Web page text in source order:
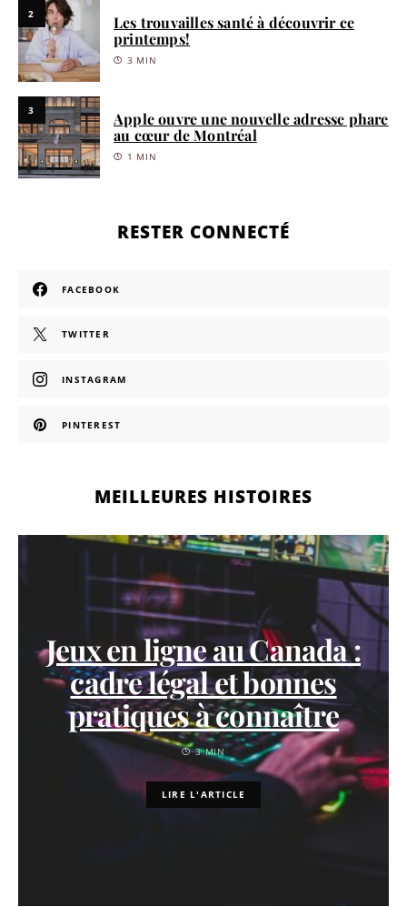
2
Les trouvailles santé à découvrir ce
printemps!
3 MIN
3
Apple ouvre une nouvelle adresse phare
au cœur de Montréal
1 MIN
RESTER CONNECTÉ
FACEBOOK
TWITTER
INSTAGRAM
PINTEREST
MEILLEURES HISTOIRES
Jeux en ligne au Canada :
cadre légal et bonnes
pratiques à connaître
3 MIN
LIRE L'ARTICLE